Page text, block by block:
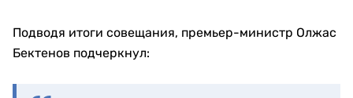
Подводя итоги совещания, премьер-министр Олжас
Бектенов подчеркнул: